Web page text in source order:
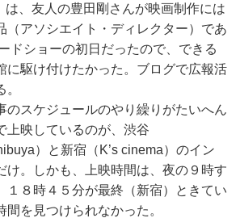
は、友人の豊田剛さんが映画制作には
（アソシエイト・ディレクター）であ
ドショーの初日だったので、できる
に駆け付けたかった。ブログで広報活
スケジュールのやり繰りがたいへん
上映しているのが、渋谷
）と新宿（K’s cinema）のイン
け。しかも、上映時間は、夜の９時す
１８時４５分が最終（新宿）ときてい
間を見つけられなかった。